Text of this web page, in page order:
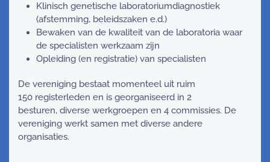
Klinisch genetische laboratoriumdiagnostiek
(afstemming, beleidszaken e.d.)
Bewaken van de kwaliteit van de laboratoria waar
de specialisten werkzaam zijn
Opleiding (en registratie) van specialisten
De vereniging bestaat momenteel uit ruim
150 registerleden en is georganiseerd in 2
besturen, diverse werkgroepen en 4 commissies. De
vereniging werkt samen met diverse andere
organisaties.